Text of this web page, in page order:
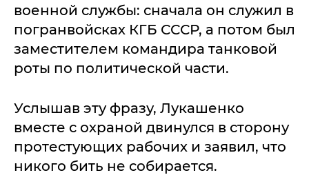
военной службы: сначала он служил в
погранвойсках КГБ СССР, а потом был
заместителем командира танковой
роты по политической части.
Услышав эту фразу, Лукашенко
вместе с охраной двинулся в сторону
протестующих рабочих и заявил, что
никого бить не собирается.